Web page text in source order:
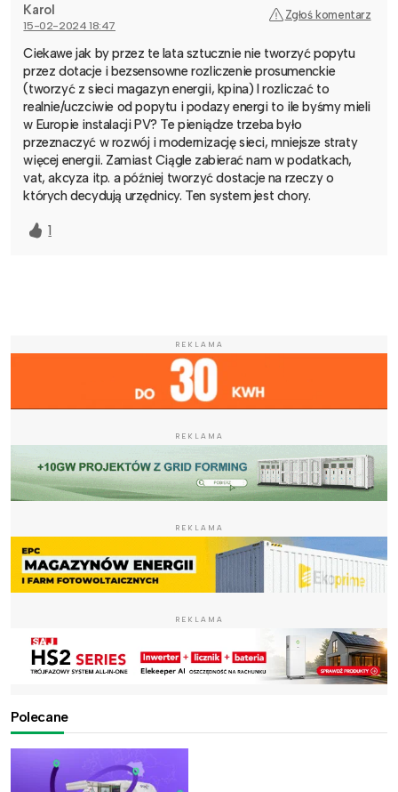
Karol
15-02-2024 18:47
Zgłoś komentarz
Ciekawe jak by przez te lata sztucznie nie tworzyć popytu
przez dotacje i bezsensowne rozliczenie prosumenckie
(tworzyć z sieci magazyn energii, kpina) I rozliczać to
realnie/uczciwie od popytu i podazy energi to ile byśmy mieli
w Europie instalacji PV? Te pieniądze trzeba było
przeznaczyć w rozwój i modernizację sieci, mniejsze straty
więcej energii. Zamiast Ciągle zabierać nam w podatkach,
vat, akcyza itp. a później tworzyć dostacje na rzeczy o
których decydują urzędnicy. Ten system jest chory.
1
REKLAMA
REKLAMA
REKLAMA
REKLAMA
Polecane